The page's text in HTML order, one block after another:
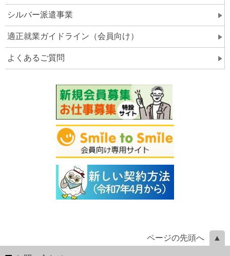
シルバー派遣事業
適正就業ガイドライン（会員向け）
よくあるご質問
ページの先頭へ